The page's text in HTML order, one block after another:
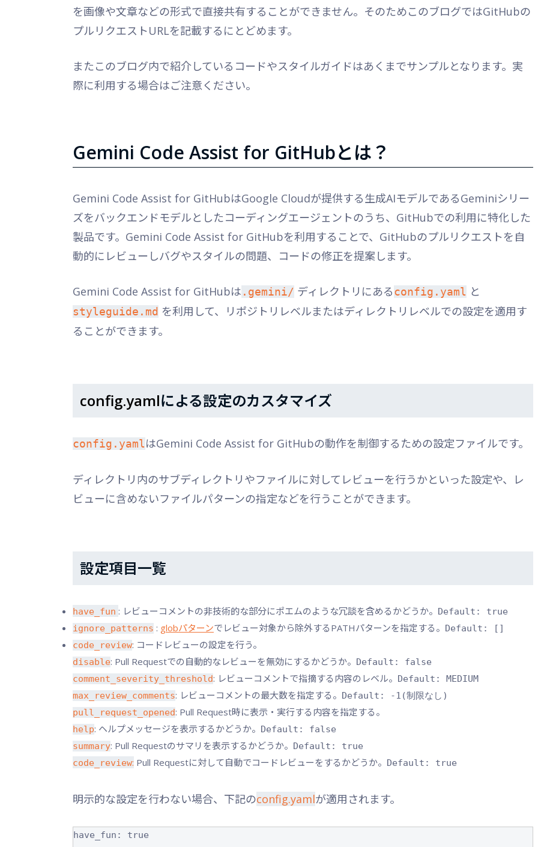
を画像や文章などの形式で直接共有することができません。そのためこのブログではGitHubの
プルリクエストURLを記載するにとどめます。
またこのブログ内で紹介しているコードやスタイルガイドはあくまでサンプルとなります。実
際に利用する場合はご注意ください。
Gemini Code Assist for GitHubとは？
Gemini Code Assist for GitHubはGoogle Cloudが提供する生成AIモデルであるGeminiシリー
ズをバックエンドモデルとしたコーディングエージェントのうち、GitHubでの利用に特化した
製品です。Gemini Code Assist for GitHubを利用することで、GitHubのプルリクエストを自
動的にレビューしバグやスタイルの問題、コードの修正を提案します。
Gemini Code Assist for GitHubは .gemini/ ディレクトリにあるconfig.yaml と
styleguide.md を利用して、リポジトリレベルまたはディレクトリレベルでの設定を適用す
ることができます。
config.yamlによる設定のカスタマイズ
config.yamlはGemini Code Assist for GitHubの動作を制御するための設定ファイルです。
ディレクトリ内のサブディレクトリやファイルに対してレビューを行うかといった設定や、レ
ビューに含めないファイルパターンの指定などを行うことができます。
設定項目一覧
have_fun : レビューコメントの非技術的な部分にポエムのような冗談を含めるかどうか。 Default: true
ignore_patterns : globパターンでレビュー対象から除外するPATHパターンを指定する。 Default: []
code_review: コードレビューの設定を行う。
disable: Pull Requestでの自動的なレビューを無効にするかどうか。 Default: false
comment_severity_threshold: レビューコメントで指摘する内容のレベル。 Default: MEDIUM
max_review_comments: レビューコメントの最大数を指定する。 Default: -1(制限なし)
pull_request_opened: Pull Request時に表示・実行する内容を指定する。
help: ヘルプメッセージを表示するかどうか。 Default: false
summary: Pull Requestのサマリを表示するかどうか。 Default: true
code_review: Pull Requestに対して自動でコードレビューをするかどうか。 Default: true
明示的な設定を行わない場合、下記のconfig.yamlが適用されます。
have_fun: true